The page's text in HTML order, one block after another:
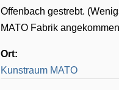
Offenbach gestrebt.
MATO Fabrik
Ort:
Kunstraum MATO